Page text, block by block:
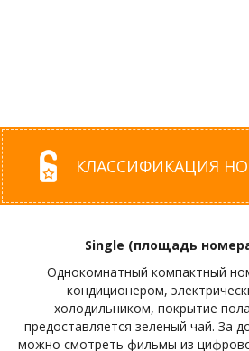
КЛАССИФИКАЦИЯ
Single (площадь
Однокомнатный компактный
кондиционером,
холодильником, покрытие
предоставляется зеленый чай. За
можно смотреть фильмы из